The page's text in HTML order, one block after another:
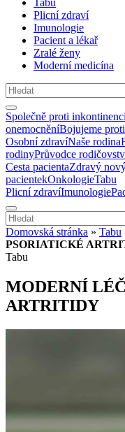
Tabu
Plicní zdraví
Imunologie
Pacient a lékař
Zralé ženy
Moderní medicína
Společně proti inkontinenci
onemocněníBojujeme
Osobní zdravíNaše rodina
rodinyPrůvodce
Cesta pacientaZdravý
pacientekOnkologieTabu
Plicní zdravíImunologie
Domovská stránka » Tabu
PSORIATICKÉ
Tabu
MODERNÍ
ARTRITIDY